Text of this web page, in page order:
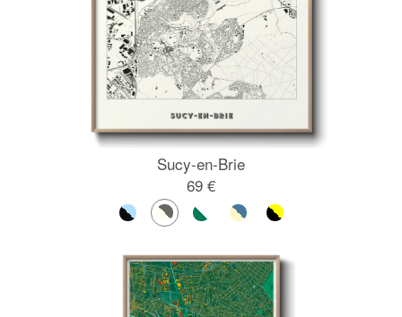
Sucy-en-Brie
69 €